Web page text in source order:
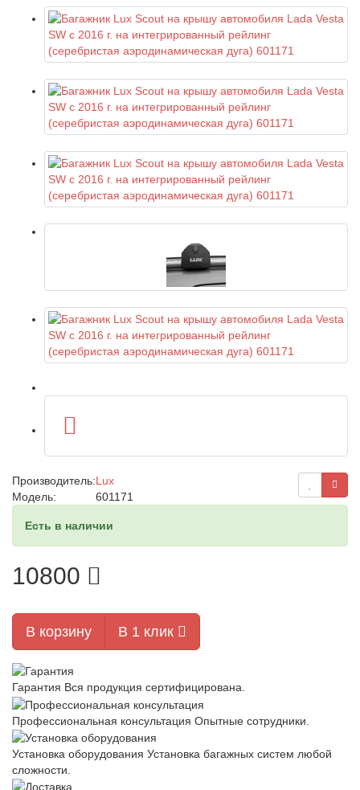
Производитель:Lux
Модель:
601171
Есть в наличии
10800
В корзину В 1 клик
Гарантия Вся продукция сертифицирована.
Профессиональная консультация Опытные сотрудники.
Установка оборудования Установка багажных систем любой
сложности.